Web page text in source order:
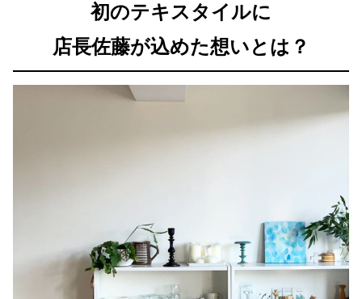
初のテキスタイルに
店長佐藤が込めた想いとは？